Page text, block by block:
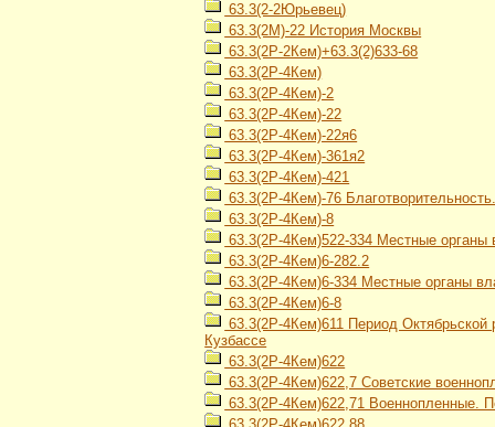
63.3(2-2Юрьевец)
63.3(2М)-22 История Москвы
63.3(2Р-2Кем)+63.3(2)633-68
63.3(2Р-4Кем)
63.3(2Р-4Кем)-2
63.3(2Р-4Кем)-22
63.3(2Р-4Кем)-22я6
63.3(2Р-4Кем)-361я2
63.3(2Р-4Кем)-421
63.3(2Р-4Кем)-76
63.3(2Р-4Кем)-8
63.3(2Р-4Кем)522-334 Местные органы
63.3(2Р-4Кем)6-282.2
63.3(2Р-4Кем)6-334 Местные органы
63.3(2Р-4Кем)6-8
63.3(2Р-4Кем)611 Период Октябрьской
Кузбассе
63.3(2Р-4Кем)622
63.3(2Р-4Кем)622,7 Советские
63.3(2Р-4Кем)622,71 Военнопленные.